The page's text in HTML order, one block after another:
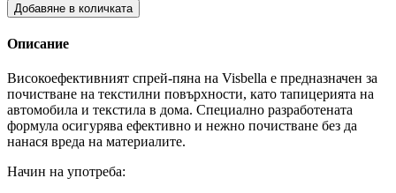
Добавяне в количката
Описание
Високоефективният спрей-пяна на Visbella е предназначен за
почистване на текстилни повърхности, като тапицерията на
автомобила и текстила в дома. Специално разработената
формула осигурява ефективно и нежно почистване без да
нанася вреда на материалите.
Начин на употреба: